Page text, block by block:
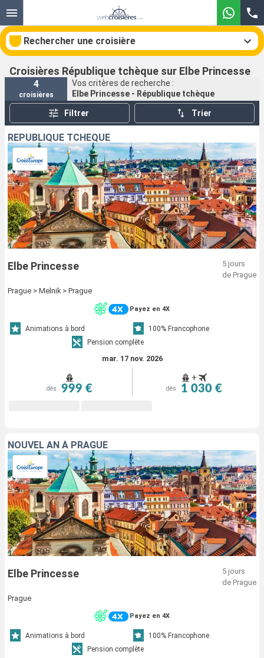
Rechercher une croisière
Nos destinations
Mois de départ
Ports Compagnies
Rechercher
Croisières République tchèque sur Elbe Princesse
4
croisières
Vos critères de recherche :
Elbe Princesse - République tchèque
Filtrer Trier
RÉPUBLIQUE TCHÈQUE
Elbe Princesse
5 jours
de Prague
Prague > Melnik > Prague
Payez en 4X
Animations à bord
100% Francophone
Pension complète
mar. 17 nov. 2026
dès 999 €
+
dès 1 030 €
NOUVEL AN À PRAGUE
Elbe Princesse
5 jours
de Prague
Prague
Payez en 4X
Animations à bord
100% Francophone
Pension complète